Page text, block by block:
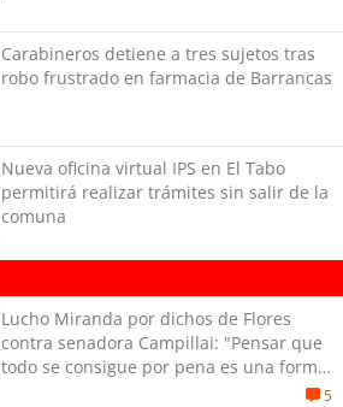
Carabineros detiene a tres sujetos tras
robo frustrado en farmacia de Barrancas
Nueva oficina virtual IPS en El Tabo
permitirá realizar trámites sin salir de la
comuna
Lucho Miranda por dichos de Flores
contra senadora Campillai: "Pensar que
todo se consigue por pena es una forma
5